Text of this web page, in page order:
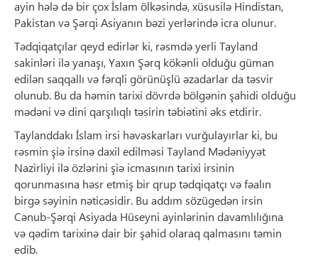
ayin hələ də bir çox İslam ölkəsində, xüsusilə Hindistan,
Pakistan və Şərqi Asiyanın bəzi yerlərində icra olunur.
Tədqiqatçılar qeyd edirlər ki, rəsmdə yerli Tayland
sakinləri ilə yanaşı, Yaxın Şərq kökənli olduğu güman
edilən saqqallı və fərqli görünüşlü əzadarlar da təsvir
olunub. Bu da həmin tarixi dövrdə bölgənin şahidi olduğu
mədəni və dini qarşılıqlı təsirin təbiətini əks etdirir.
Taylanddakı İslam irsi həvəskarları vurğulayırlar ki, bu
rəsmin şiə irsinə daxil edilməsi Tayland Mədəniyyət
Nazirliyi ilə özlərini şiə icmasının tarixi irsinin
qorunmasına həsr etmiş bir qrup tədqiqatçı və fəalın
birgə səyinin nəticəsidir. Bu addım sözügedən irsin
Cənub-Şərqi Asiyada Hüseyni ayinlərinin davamlılığına
və qədim tarixinə dair bir şahid olaraq qalmasını təmin
edib.